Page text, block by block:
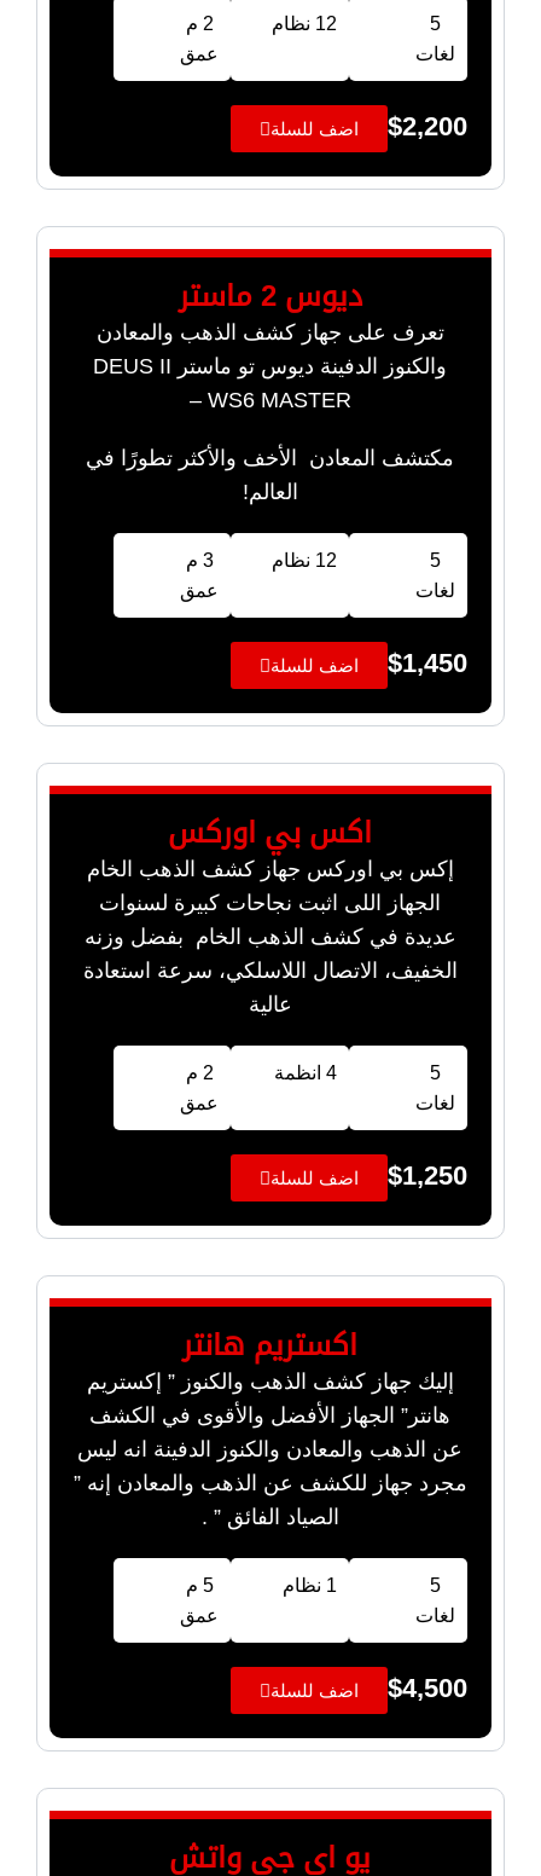
5
لغات
12 نظام
2 م
عمق
$2,200 اضف للسلة
ديوس 2 ماستر
تعرف على جهاز كشف الذهب والمعادن
والكنوز الدفينة ديوس تو ماستر DEUS II
WS6 MASTER –
مكتشف المعادن الأخف والأكثر تطورًا في
العالم!
5
لغات
12 نظام
3 م
عمق
$1,450 اضف للسلة
اكس بي اوركس
إكس بي اوركس جهاز كشف الذهب الخام
الجهاز اللى اثبت نجاحات كبيرة لسنوات
عديدة في كشف الذهب الخام بفضل وزنه
الخفيف، الاتصال اللاسلكي، سرعة استعادة
عالية
5
لغات
4 انظمة
2 م
عمق
$1,250 اضف للسلة
اكستريم هانتر
إليك جهاز كشف الذهب والكنوز ” إكستريم
هانتر” الجهاز الأفضل والأقوى في الكشف
عن الذهب والمعادن والكنوز الدفينة انه ليس
مجرد جهاز للكشف عن الذهب والمعادن إنه ”
الصياد الفائق ” .
5
لغات
1 نظام
5 م
عمق
$4,500 اضف للسلة
يو اي جي واتش